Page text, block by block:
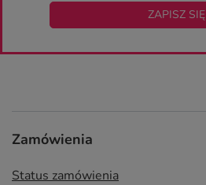
ZAPISZ SIĘ
Zamówienia
Status zamówienia